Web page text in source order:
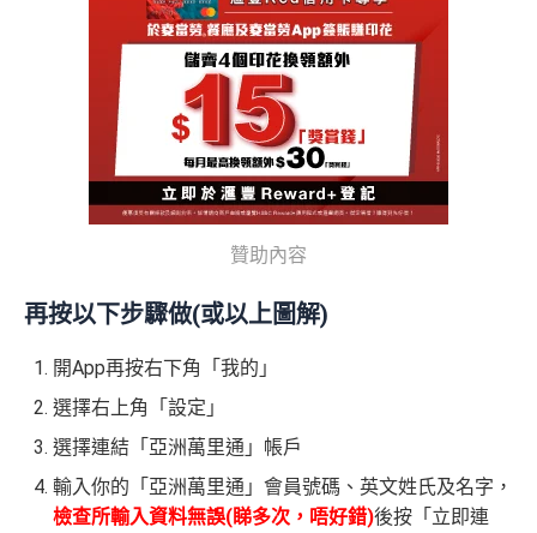
贊助內容
再按以下步驟做(或以上圖解)
開App再按右下角「我的」
選擇右上角「設定」
選擇連結「亞洲萬里通」帳戶
輸入你的「亞洲萬里通」會員號碼、英文姓氏及名字，
檢查所輸入資料無誤(睇多次，唔好錯)後按「立即連